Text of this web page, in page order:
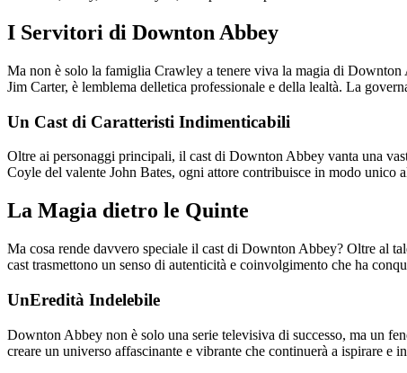
I Servitori di Downton Abbey
Ma non è solo la famiglia Crawley a tenere viva la magia di Downton
Jim Carter, è lemblema delletica professionale e della lealtà. La
Un Cast di Caratteristi Indimenticabili
Oltre ai personaggi principali, il cast di Downton Abbey vanta una
Coyle del valente John Bates, ogni attore contribuisce in modo unico
La Magia dietro le Quinte
Ma cosa rende davvero speciale il cast di Downton Abbey? Oltre al
cast trasmettono un senso di autenticità e coinvolgimento che ha
UnEredità Indelebile
Downton Abbey non è solo una serie televisiva di successo, ma un
creare un universo affascinante e vibrante che continuerà a ispirare e